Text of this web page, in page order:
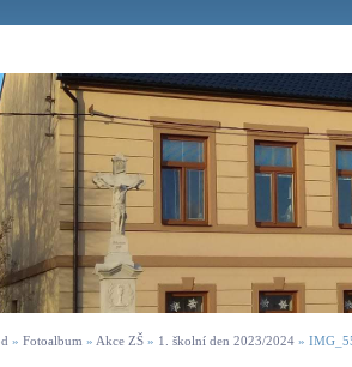
» Fotoalbum » Akce ZŠ » 1. školní den 2023/2024 »